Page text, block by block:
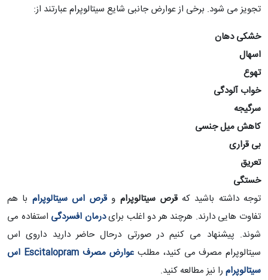
تجویز می شود. برخی از عوارض جانبی شایع سیتالوپرام عبارتند از:
خشکی دهان
اسهال
تهوع
خواب آلودگی
سرگیجه
کاهش میل جنسی
بی قراری
تعریق
خستگی
توجه داشته باشید کهقرص سیتالوپرام و قرص اس سیتالوپرام با هم
تفاوت هایی دارند. هرچند هر دو اغلب برایدرمان افسردگی استفاده می
شوند. پیشنهاد می کنیم در صورتی درحال حاضر دارید داروی اس
سیتالوپرام مصرف می کنید، مطلب
عوارض مصرف Escitalopram اس
سیتالوپرام را نیز مطالعه کنید.